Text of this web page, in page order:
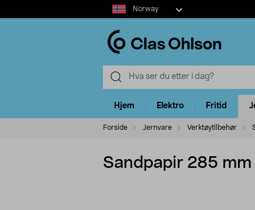
Select
market
Norway
Hjem Elektro Fritid
Forside Jernvare Verktøytilbehør
Sandpapir 285